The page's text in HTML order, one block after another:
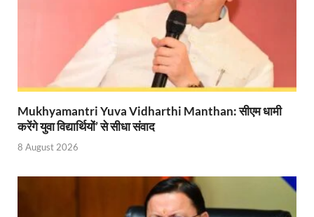
Ram Mandir Control Room: राम मंदिर की सुरक्षा
CM Dhami Meeting With Nitin Gadkari: बैठक में
Kalyan Singh Jayanti: अपने नाम को उत्तर प्रदेश के
Kashi Volleyball Mahakumbh: काशी में होगा
Khelo India Tribes Games: देश में पहली बार हो रहे
Mukhyamantri Yuva Vidharthi Manthan: सीएम धामी
करेंगे युवा विद्यार्थियों’ से सीधा संवाद
8 August 2026